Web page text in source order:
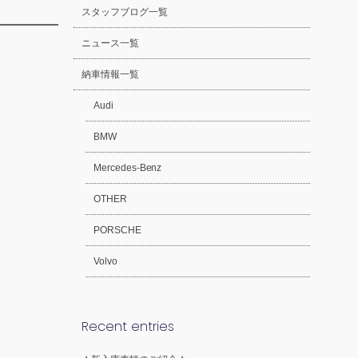
スタッフブログ一覧
ニュース一覧
納車情報一覧
Audi
BMW
Mercedes-Benz
OTHER
PORSCHE
Volvo
Recent entries